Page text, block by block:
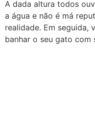
A dada altura todos
a água e não é má
realidade. Em seguida,
banhar o seu gato com